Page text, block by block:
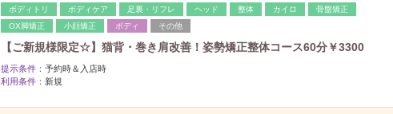
ボディトリ ボディケア 足裏・リフレ ヘッド 整体 カイロ
骨盤矯正
OX脚矯正
小顔矯正 ボディ その他
【ご新規様限定☆】猫背・巻き肩改善！姿勢矯正整体コース60分￥3300
提示条件： 予約時＆入店時
利用条件： 新規